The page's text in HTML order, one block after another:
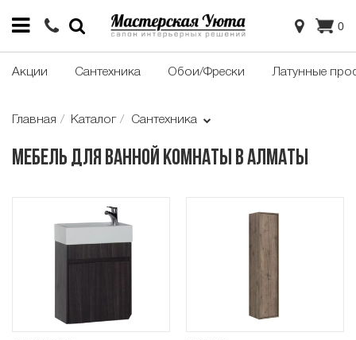
0
Акции Сантехника Обои/Фрески Латунные
Главная Каталог Сантехника
Мебель для ванной комнаты в Алматы